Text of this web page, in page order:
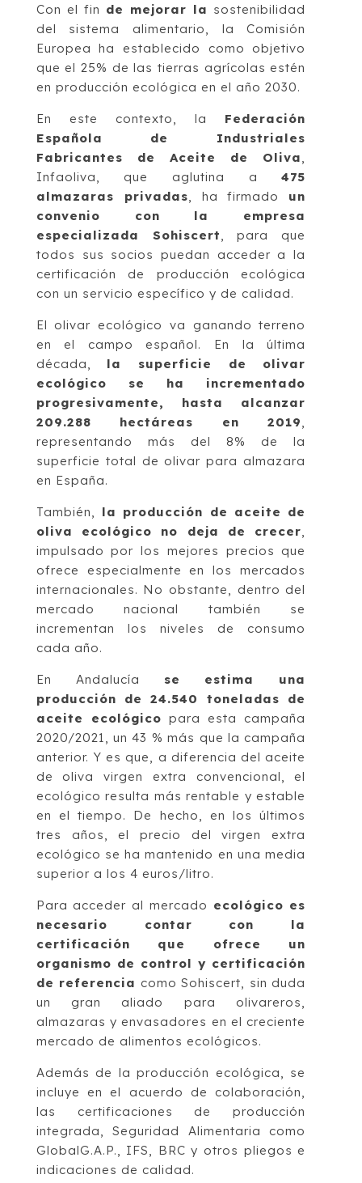
Con el fin de mejorar la sostenibilidad
del sistema alimentario, la Comisión
Europea ha establecido como objetivo
que el 25% de las tierras agrícolas estén
en producción ecológica en el año 2030.
En este contexto, la Federación
Española de Industriales
Fabricantes de Aceite de Oliva,
Infaoliva, que aglutina a475
almazaras privadas, ha firmado un
convenio con la empresa
especializada Sohiscert, para que
todos sus socios puedan acceder a la
certificación de producción ecológica
con un servicio específico y de calidad.
El olivar ecológico va ganando terreno
en el campo español. En la última
década, la superficie de olivar
ecológico se ha incrementado
progresivamente, hasta alcanzar
209.288 hectáreas en 2019,
representando más del 8% de la
superficie total de olivar para almazara
en España.
También, la producción de aceite de
oliva ecológico no deja de crecer,
impulsado por los mejores precios que
ofrece especialmente en los mercados
internacionales. No obstante, dentro del
mercado nacional también se
incrementan los niveles de consumo
cada año.
En Andalucía se estima una
producción de 24.540 toneladas de
aceite ecológico para esta campaña
2020/2021, un 43 % más que la campaña
anterior. Y es que, a diferencia del aceite
de oliva virgen extra convencional, el
ecológico resulta más rentable y estable
en el tiempo. De hecho, en los últimos
tres años, el precio del virgen extra
ecológico se ha mantenido en una media
superior a los 4 euros/litro.
Para acceder al mercado ecológico es
necesario contar con la
certificación que ofrece un
organismo de control y certificación
de referencia como Sohiscert, sin duda
un gran aliado para olivareros,
almazaras y envasadores en el creciente
mercado de alimentos ecológicos.
Además de la producción ecológica, se
incluye en el acuerdo de colaboración,
las certificaciones de producción
integrada, Seguridad Alimentaria como
GlobalG.A.P., IFS, BRC y otros pliegos e
indicaciones de calidad.